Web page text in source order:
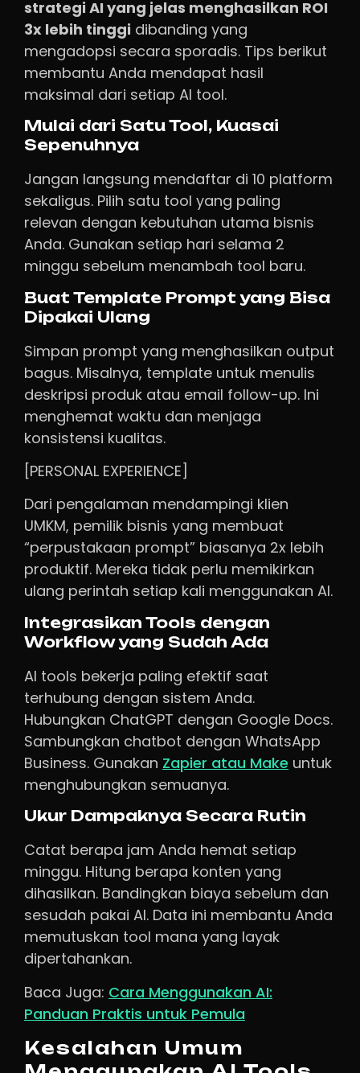
strategi AI yang jelas menghasilkan ROI
3x lebih tinggi dibanding yang
mengadopsi secara sporadis. Tips berikut
membantu Anda mendapat hasil
maksimal dari setiap AI tool.
Mulai dari Satu Tool, Kuasai
Sepenuhnya
Jangan langsung mendaftar di 10 platform
sekaligus. Pilih satu tool yang paling
relevan dengan kebutuhan utama bisnis
Anda. Gunakan setiap hari selama 2
minggu sebelum menambah tool baru.
Buat Template Prompt yang Bisa
Dipakai Ulang
Simpan prompt yang menghasilkan output
bagus. Misalnya, template untuk menulis
deskripsi produk atau email follow-up. Ini
menghemat waktu dan menjaga
konsistensi kualitas.
[PERSONAL EXPERIENCE]
Dari pengalaman mendampingi klien
UMKM, pemilik bisnis yang membuat
“perpustakaan prompt” biasanya 2x lebih
produktif. Mereka tidak perlu memikirkan
ulang perintah setiap kali menggunakan AI.
Integrasikan Tools dengan
Workflow yang Sudah Ada
AI tools bekerja paling efektif saat
terhubung dengan sistem Anda.
Hubungkan ChatGPT dengan Google Docs.
Sambungkan chatbot dengan WhatsApp
Business. Gunakan Zapier atau Make untuk
menghubungkan semuanya.
Ukur Dampaknya Secara Rutin
Catat berapa jam Anda hemat setiap
minggu. Hitung berapa konten yang
dihasilkan. Bandingkan biaya sebelum dan
sesudah pakai AI. Data ini membantu Anda
memutuskan tool mana yang layak
dipertahankan.
Baca Juga: Cara Menggunakan AI:
Panduan Praktis untuk Pemula
Kesalahan Umum